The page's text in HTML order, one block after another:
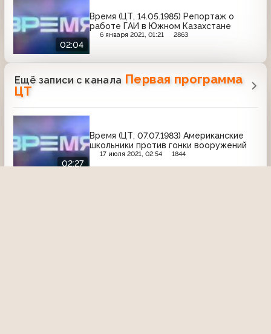
02:04
Время (ЦТ, 14.05.1985) Репортаж о
работе ГАИ в Южном Казахстане
6 января 2021, 01:21 2863
Ещё записи с канала Первая программа
ЦТ
02:27
Время (ЦТ, 07.07.1983) Американские
школьники против гонки вооружений
17 июля 2021, 02:54 1844